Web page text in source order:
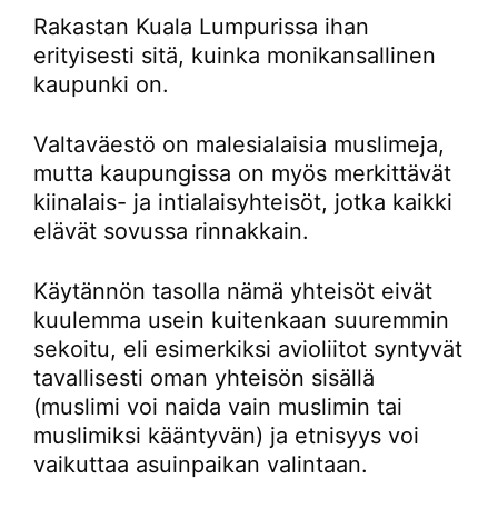
Rakastan Kuala Lumpurissa ihan
erityisesti sitä, kuinka monikansallinen
kaupunki on.
Valtaväestö on malesialaisia muslimeja,
mutta kaupungissa on myös merkittävät
kiinalais- ja intialaisyhteisöt, jotka kaikki
elävät sovussa rinnakkain.
Käytännön tasolla nämä yhteisöt eivät
kuulemma usein kuitenkaan suuremmin
sekoitu, eli esimerkiksi avioliitot syntyvät
tavallisesti oman yhteisön sisällä
(muslimi voi naida vain muslimin tai
muslimiksi kääntyvän) ja etnisyys voi
vaikuttaa asuinpaikan valintaan.